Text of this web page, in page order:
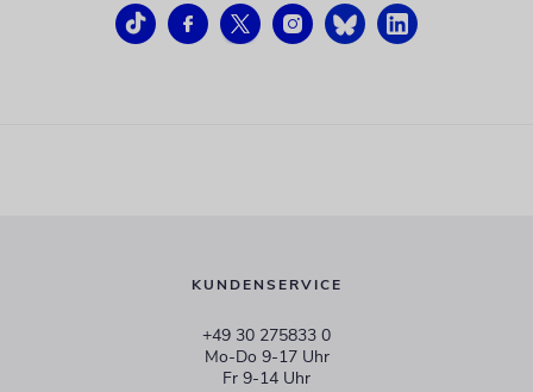
KUNDENSERVICE
+49 30 275833 0
Mo-Do 9-17 Uhr
Fr 9-14 Uhr